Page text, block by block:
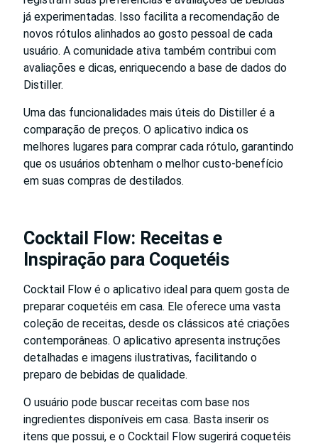
já experimentadas. Isso facilita a recomendação de
novos rótulos alinhados ao gosto pessoal de cada
usuário. A comunidade ativa também contribui com
avaliações e dicas, enriquecendo a base de dados do
Distiller.
Uma das funcionalidades mais úteis do Distiller é a
comparação de preços. O aplicativo indica os
melhores lugares para comprar cada rótulo, garantindo
que os usuários obtenham o melhor custo-benefício
em suas compras de destilados.
Cocktail Flow: Receitas e
Inspiração para Coquetéis
Cocktail Flow é o aplicativo ideal para quem gosta de
preparar coquetéis em casa. Ele oferece uma vasta
coleção de receitas, desde os clássicos até criações
contemporâneas. O aplicativo apresenta instruções
detalhadas e imagens ilustrativas, facilitando o
preparo de bebidas de qualidade.
O usuário pode buscar receitas com base nos
ingredientes disponíveis em casa. Basta inserir os
itens que possui, e o Cocktail Flow sugerirá coquetéis